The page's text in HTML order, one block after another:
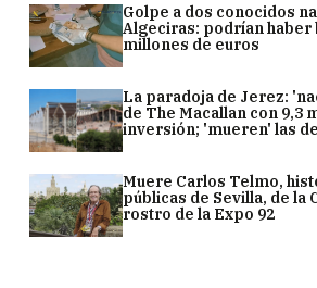
Golpe a dos conocidos
Algeciras: podrían haber
millones de euros
La paradoja de Jerez:
de The Macallan con 9,3
inversión; 'mueren' las
Muere Carlos Telmo,
públicas de Sevilla, de la
rostro de la Expo 92